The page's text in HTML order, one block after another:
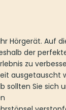
Hörgerät. Auf
der
zu
ausgetauscht
sollten Sie sich